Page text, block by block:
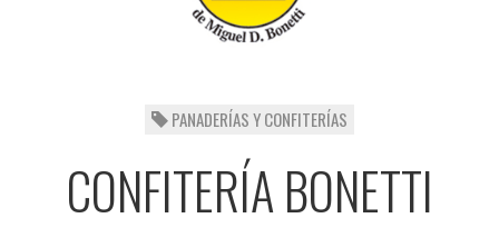
PANADERÍAS Y CONFITERÍAS
CONFITERÍA BONETTI